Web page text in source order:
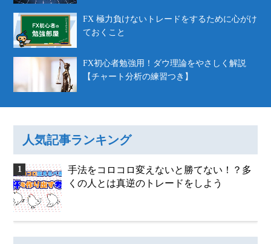
FX 極力負けないトレードをするために心がけ
ておくこと
FX初心者勉強用！ダウ理論をやさしく解説
【チャート分析の練習つき】
人気記事ランキング
手法をコロコロ変えないと勝てない！？多
くの人とは真逆のトレードをしよう